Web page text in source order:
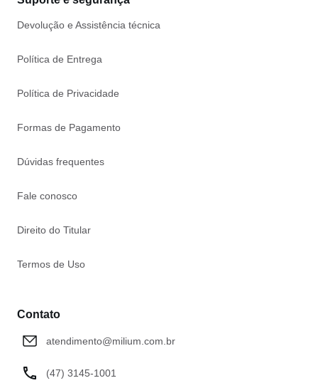
Devolução e Assistência técnica
Política de Entrega
Política de Privacidade
Formas de Pagamento
Dúvidas frequentes
Fale conosco
Direito do Titular
Termos de Uso
Contato
atendimento@milium.com.br
(47) 3145-1001